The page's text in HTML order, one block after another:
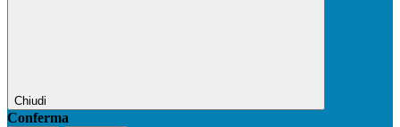
Chiudi
Conferma